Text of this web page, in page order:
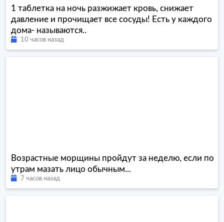
1 таблетка на ночь разжижает кровь, снижает
давление и прочищает все сосуды! Есть у каждого
дома- называются..
10 часов назад
Возрастные морщины пройдут за неделю, если по
утрам мазать лицо обычным...
7 часов назад